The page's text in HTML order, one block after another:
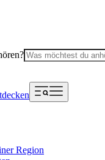
Region